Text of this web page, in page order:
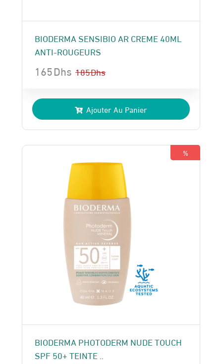
BIODERMA SENSIBIO AR CREME 40ML
ANTI-ROUGEURS
185Dhs
prix
initial
était :
185 Dhs.
165Dhs
prix
actuel
est :
165 Dhs.
Ajouter Au Panier
%
BIODERMA PHOTODERM NUDE TOUCH
SPF 50+ TEINTE ..